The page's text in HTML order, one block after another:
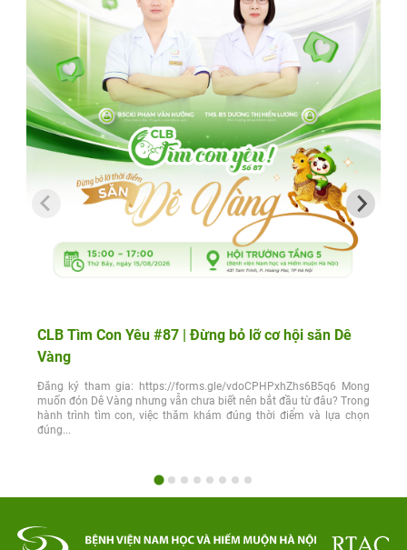
CLB Tìm Con Yêu #87 | Đừng bỏ lỡ cơ hội săn Dê
Vàng
Đăng ký tham gia: https://forms.gle/vdoCPHPxhZhs6B5q6 Mong
muốn đón Dê Vàng nhưng vẫn chưa biết nên bắt đầu từ đâu? Trong
hành trình tìm con, việc thăm khám đúng thời điểm và lựa chọn
đúng...